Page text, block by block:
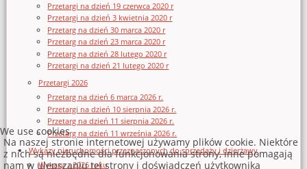
Przetargi na dzień 19 czerwca 2020 r
Przetargi na dzień 3 kwietnia 2020 r
Przetarg na dzień 30 marca 2020 r
Przetarg na dzień 23 marca 2020 r
Przetarg na dzień 28 lutego 2020 r
Przetargi na dzień 21 lutego 2020 r
Przetargi 2026
Przetarg na dzień 6 marca 2026 r.
Przetargi na dzień 10 sierpnia 2026 r.
Przetarg na dzień 11 sierpnia 2026 r.
Przetarg na dzień 11 września 2026 r.
Wykazy nieruchomości przeznaczonych do sprzedaży i dzierżawy
Wykazy z 2026 roku
We use cookies
Na naszej stronie internetowej używamy plików cookie. Niektóre
z nich są niezbędne dla funkcjonowania strony, inne pomagają
nam w ulepszaniu tej strony i doświadczeń użytkownika